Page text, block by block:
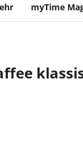
myTime